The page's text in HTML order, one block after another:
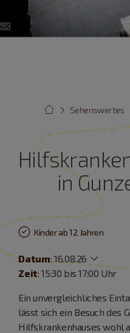
Sehenswertes
in
Kinder ab 12 Jahren
Datum:16.08.26
Zeit: 15:30 bis 17:00 Uhr
Ein unvergleichliches
lässt sich ein Besuch des
Hilfskrankenhauses wohl